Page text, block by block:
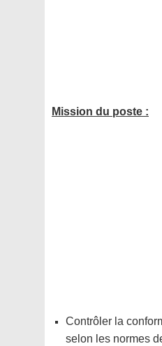
Mission du poste :
Contrôler la
selon les normes